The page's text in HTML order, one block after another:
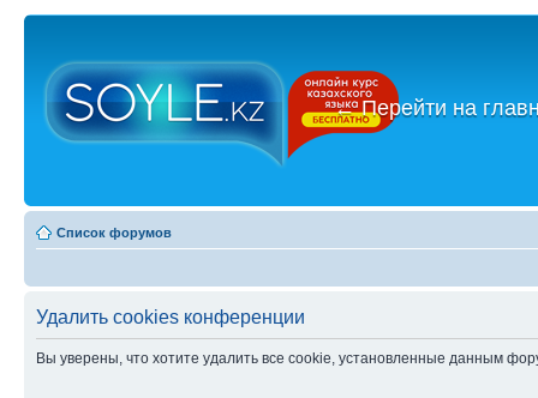
←Перейти на
Список форумов
Удалить cookies конференции
Вы уверены, что хотите удалить все cookie, установленные данным